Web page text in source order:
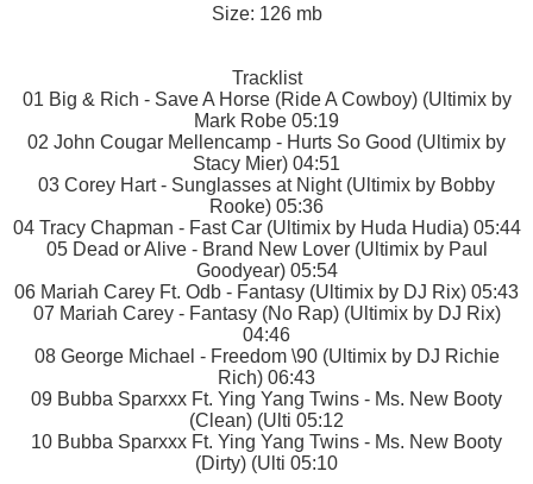
Size: 126 mb
Tracklist
01 Big & Rich - Save A Horse (Ride A Cowboy) (Ultimix by
Mark Robe 05:19
02 John Cougar Mellencamp - Hurts So Good (Ultimix by
Stacy Mier) 04:51
03 Corey Hart - Sunglasses at Night (Ultimix by Bobby
Rooke) 05:36
04 Tracy Chapman - Fast Car (Ultimix by Huda Hudia) 05:44
05 Dead or Alive - Brand New Lover (Ultimix by Paul
Goodyear) 05:54
06 Mariah Carey Ft. Odb - Fantasy (Ultimix by DJ Rix) 05:43
07 Mariah Carey - Fantasy (No Rap) (Ultimix by DJ Rix)
04:46
08 George Michael - Freedom \90 (Ultimix by DJ Richie
Rich) 06:43
09 Bubba Sparxxx Ft. Ying Yang Twins - Ms. New Booty
(Clean) (Ulti 05:12
10 Bubba Sparxxx Ft. Ying Yang Twins - Ms. New Booty
(Dirty) (Ulti 05:10